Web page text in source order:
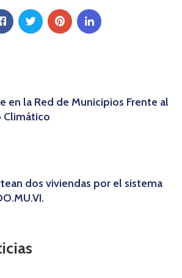
en la Red de Municipios Frente al
Climático
dos viviendas por el sistema